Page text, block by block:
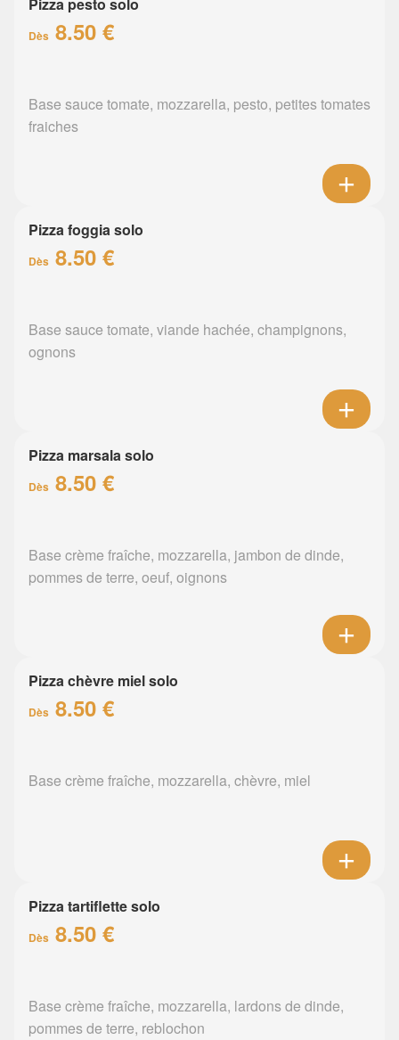
Pizza pesto solo
Dès 8.50 €
Base sauce tomate, mozzarella, pesto, petites tomates
fraiches
Pizza foggia solo
Dès 8.50 €
Base sauce tomate, viande hachée, champignons,
ognons
Pizza marsala solo
Dès 8.50 €
Base crème fraîche, mozzarella, jambon de dinde,
pommes de terre, oeuf, oignons
Pizza chèvre miel solo
Dès 8.50 €
Base crème fraîche, mozzarella, chèvre, miel
Pizza tartiflette solo
Dès 8.50 €
Base crème fraîche, mozzarella, lardons de dinde,
pommes de terre, reblochon